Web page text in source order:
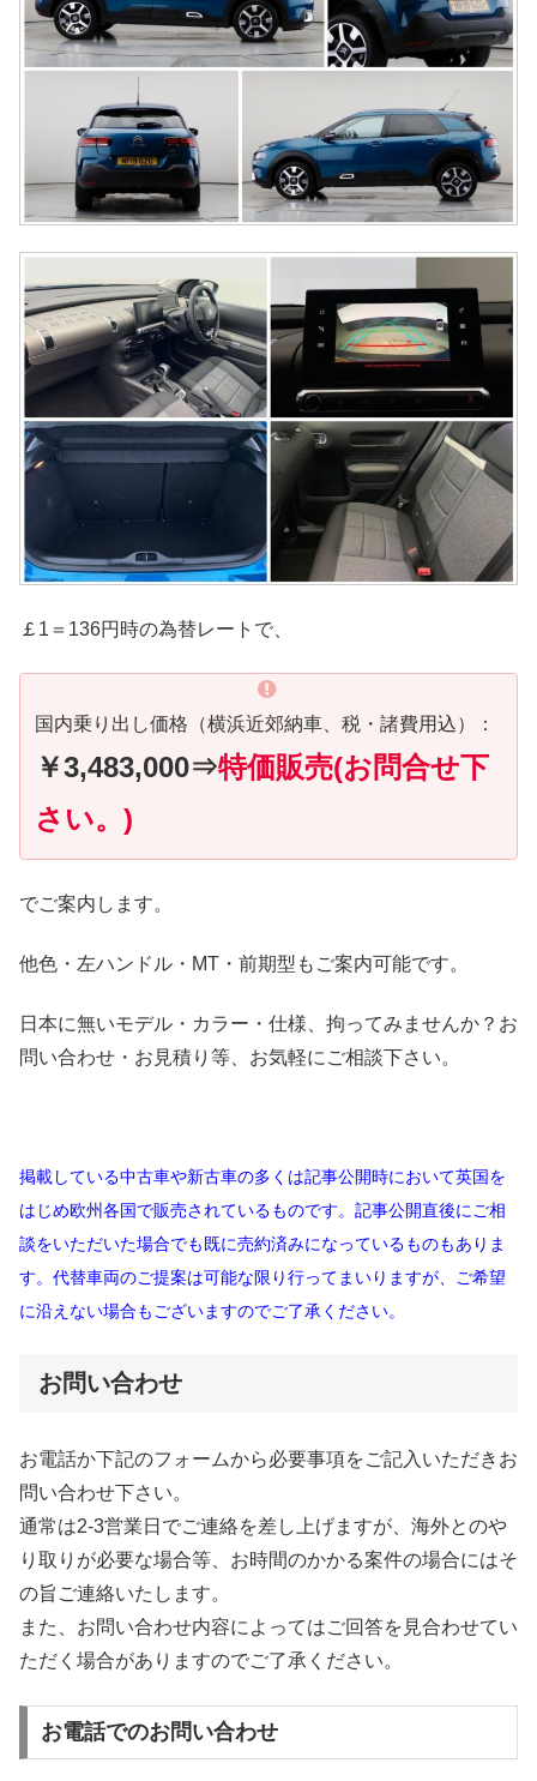
￡1＝136円時の為替レートで、
国内乗り出し価格（横浜近郊納車、税・諸費用込）：
￥3,483,000⇒特価販売(お問合せ下
さい。)
でご案内します。
他色・左ハンドル・MT・前期型もご案内可能です。
日本に無いモデル・カラー・仕様、拘ってみませんか？お
問い合わせ・お見積り等、お気軽にご相談下さい。
掲載している中古車や新古車の多くは記事公開時において英国を
はじめ欧州各国で販売されているものです。記事公開直後にご相
談をいただいた場合でも既に売約済みになっているものもありま
す。代替車両のご提案は可能な限り行ってまいりますが、ご希望
に沿えない場合もございますのでご了承ください。
お問い合わせ
お電話か下記のフォームから必要事項をご記入いただきお
問い合わせ下さい。
通常は2-3営業日でご連絡を差し上げますが、海外とのや
り取りが必要な場合等、お時間のかかる案件の場合にはそ
の旨ご連絡いたします。
また、お問い合わせ内容によってはご回答を見合わせてい
ただく場合がありますのでご了承ください。
お電話でのお問い合わせ